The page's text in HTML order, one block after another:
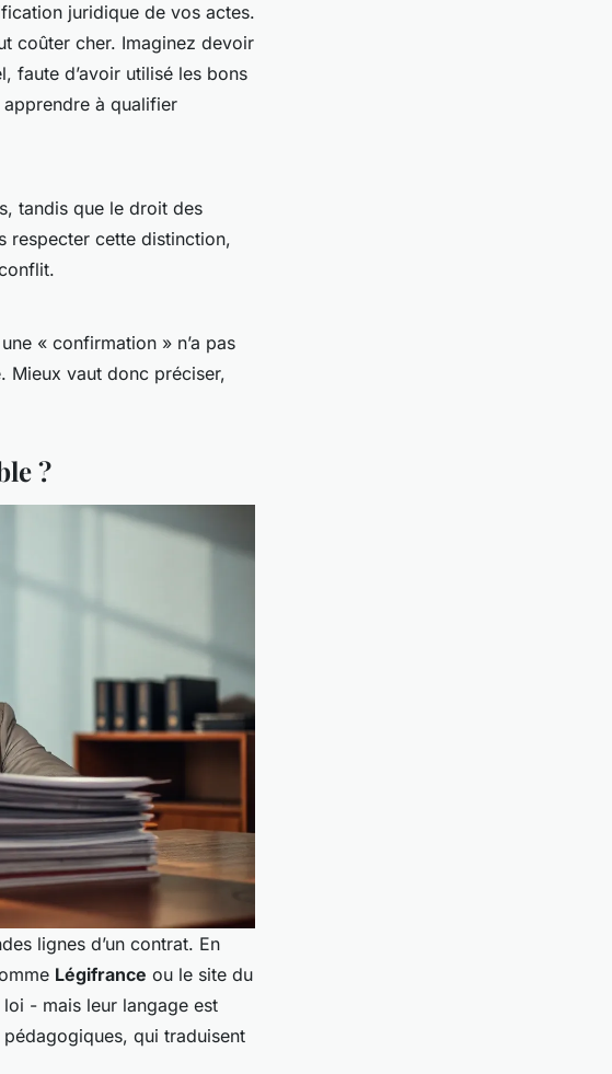
juridique de vos actes.
coûter cher. Imaginez devoir
faute d’avoir utilisé les bons
à qualifier
tandis que le droit des
respecter cette distinction,
« confirmation » n’a pas
Mieux vaut donc préciser,
?
lignes d’un contrat. En
Légifrance ou le site du
- mais leur langage est
pédagogiques, qui traduisent